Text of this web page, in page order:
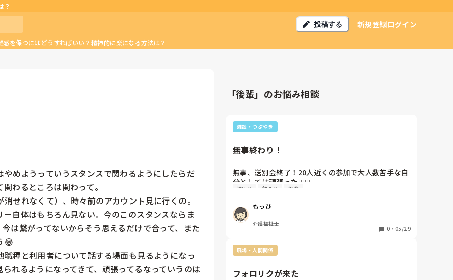
？
投稿する 新規登録ログイン
感を保つにはどうすればいい？精神的に楽になる方法は？
めようっていうスタンスで関わるようにしたらだ
わるところは関わって。
せれなくて）、時々前のアカウント見に行くの。
自体はもちろん見ない。今のこのスタンスならま
は繋がってないからそう思えるだけで合って、また
😂
種と利用者について話する場面も見るようになっ
れるようになってきて、頑張ってるなっていうのは
「後輩」のお悩み相談
雑談・つぶやき
無事終わり！
無事、送別会終了！20人近くの参加で大人数苦手な自
分としては頑張った✊🏻😂
最後の最後で後輩ちゃんが店員さんにお願いしたの
と思いながらピースして写真撮ったよ。
ああいうのって店員さんから「写真撮りましょう
か？」とはならないよね？後輩ちゃんが「撮って下さ
きっとまたストーリーに載せるんだろうな〜。
毎度ああやって飲み会とかの度に写真撮ってると思う
と、ほんとにすごいな。
送別会 飲み会 後輩
もっぴ
介護福祉士
0 ・ 05/29
職場・人間関係
フォロリクが来た